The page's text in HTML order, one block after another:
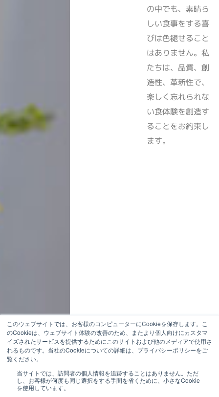
このウェブサイトでは、お客様のコンピューターにCookieを保存します。こ
のCookieは、ウェブサイト体験の改善のため、またより個人向けにカスタマ
イズされたサービスを提供するためにこのサイトおよび他のメディアで使用さ
れるものです。当社のCookieについての詳細は、プライバシーポリシーをご
覧ください。
当サイトでは、訪問者の個人情報を追跡することはありません。ただ
し、お客様が何度も同じ選択をする手間を省くために、小さなCookie
を使用しています。
の中でも、素晴ら
しい食事をする喜
びは色褪せること
はありません。私
たちは、品質、創
造性、革新性で、
楽しく忘れられな
い食体験を創造す
ることをお約束し
ます。